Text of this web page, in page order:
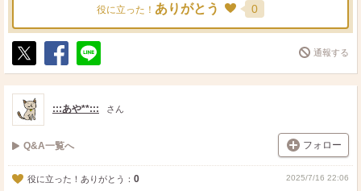
役に立った！ ありがとう 0
ポ
ス
ト
シ
ェ
送
る
通報する
:::あや**::: さん
Q&A一覧へ フォロー
役に立った！ありがとう： 0 2025/7/16 22:06